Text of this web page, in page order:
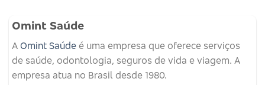
Omint Saúde
A Omint Saúde é uma empresa que oferece serviços
de saúde, odontologia, seguros de vida e viagem. A
empresa atua no Brasil desde 1980.